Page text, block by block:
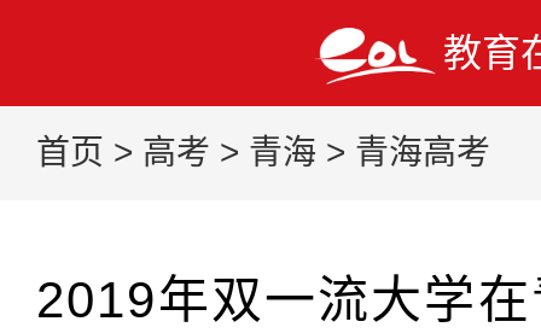
教育
首页 > 高考 > 青海 > 青海高考
2019年双一流大学